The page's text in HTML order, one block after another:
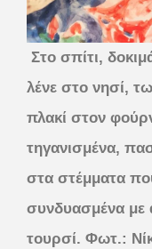
Στο σπίτι,
λένε στο νησί,
πλακί στον
τηγανισμένα,
στα στέμματα
συνδυασμένα με
τουρσί. Φωτ.: